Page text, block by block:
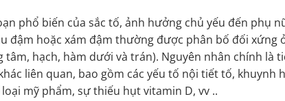
phổ biến của sắc tố, ảnh hưởng chủ yếu đến phụ
đậm hoặc xám đậm thường được phân bố đối xứng
hạch, hàm dưới và trán). Nguyên nhân chính là
liên quan, bao gồm các yếu tố nội tiết tố, khuynh
mỹ phẩm, sự thiếu hụt vitamin D, vv ..